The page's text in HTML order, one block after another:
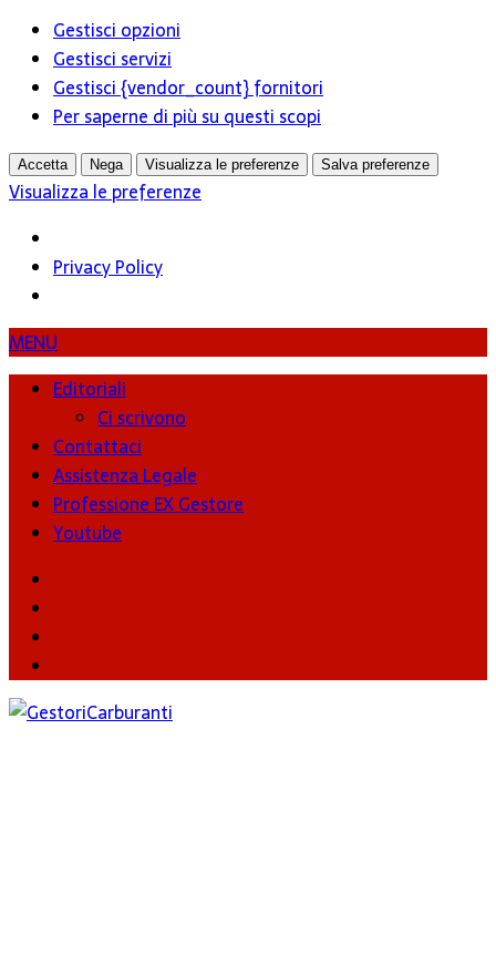
Gestisci opzioni
Gestisci servizi
Gestisci {vendor_count} fornitori
Per saperne di più su questi scopi
Accetta Nega Visualizza le preferenze Salva preferenze
Visualizza le preferenze
Privacy Policy
MENU
Editoriali
Ci scrivono
Contattaci
Assistenza Legale
Professione EX Gestore
Youtube